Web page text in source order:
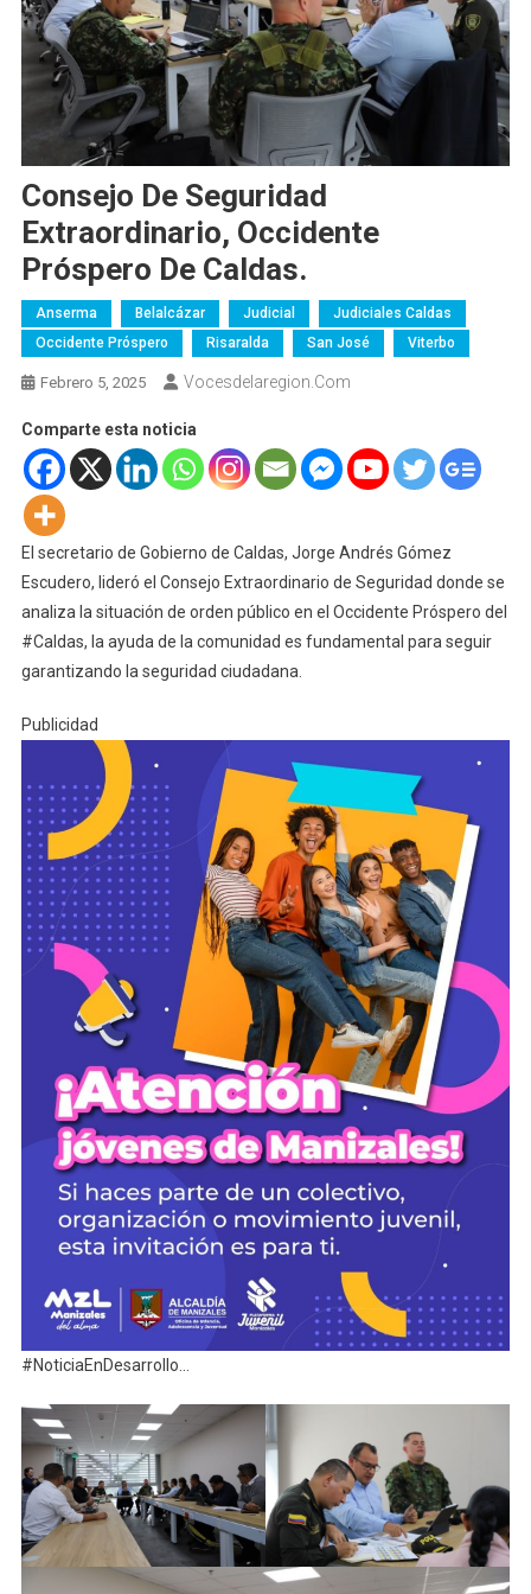
Consejo De Seguridad
Extraordinario, Occidente
Próspero De Caldas.
Anserma Belalcázar Judicial
Judiciales Caldas
Occidente Próspero
Risaralda San José Viterbo
Febrero 5, 2025 Vocesdelaregion.com
Comparte esta noticia
El secretario de Gobierno de Caldas, Jorge Andrés Gómez
Escudero, lideró el Consejo Extraordinario de Seguridad donde se
analiza la situación de orden público en el Occidente Próspero del
#Caldas, la ayuda de la comunidad es fundamental para seguir
garantizando la seguridad ciudadana.
Publicidad
#NoticiaEnDesarrollo…